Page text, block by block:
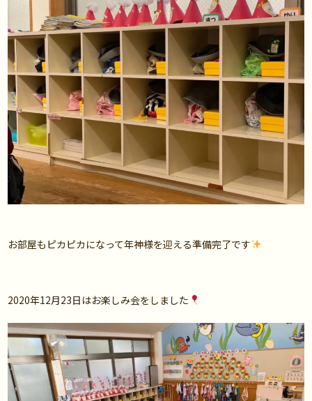
お部屋もピカピカになって年神様を迎える準備完了です
2020年12月23日はお楽しみ会をしました